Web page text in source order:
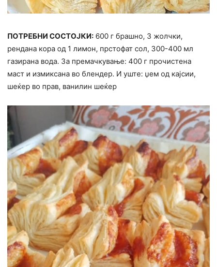
ПОТРЕБНИ СОСТОЈКИ: 600 г брашно, 3 жолчки,
рендана кора од 1 лимон, прстофат сол, 300-400 мл
газирана вода. За премачкување: 400 г прочистена
маст и измиксана во блендер. И уште: џем од кајсии,
шеќер во прав, ванилин шеќер